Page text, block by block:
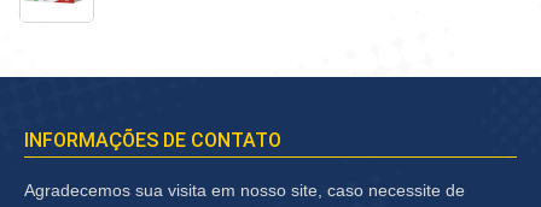
INFORMAÇÕES DE CONTATO
Agradecemos sua visita em nosso site, caso necessite de